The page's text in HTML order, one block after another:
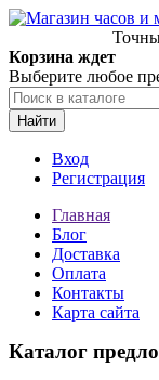
Корзина ждет
Выберите любое
Найти
Вход
Регистрация
Главная
Блог
Доставка
Оплата
Контакты
Карта сайта
Каталог